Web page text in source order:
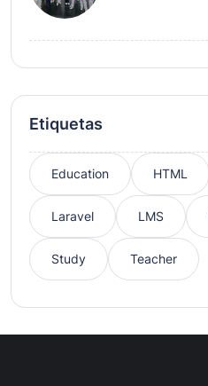
Etiquetas
Education HTML
Laravel LMS
Study Teacher